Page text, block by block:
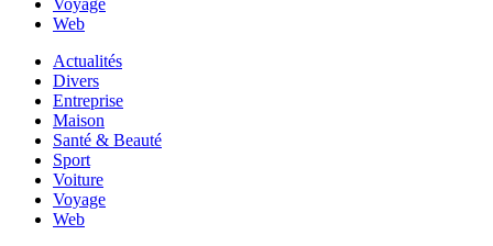
Voyage
Web
Actualités
Divers
Entreprise
Maison
Santé & Beauté
Sport
Voiture
Voyage
Web